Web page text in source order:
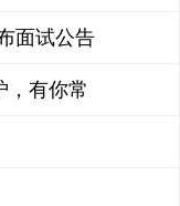
面试公告
，有你常